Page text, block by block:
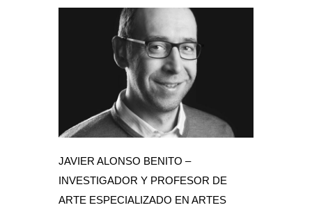
JAVIER ALONSO BENITO –
INVESTIGADOR Y PROFESOR DE
ARTE ESPECIALIZADO EN ARTES